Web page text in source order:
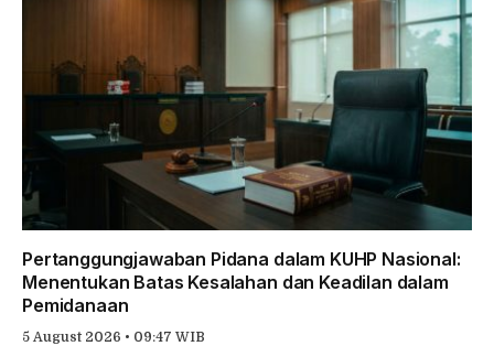
Pertanggungjawaban Pidana dalam KUHP Nasional:
Menentukan Batas Kesalahan dan Keadilan dalam
Pemidanaan
5 August 2026 • 09:47 WIB